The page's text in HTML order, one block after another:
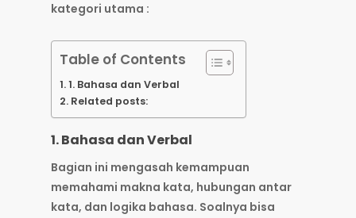
kategori utama :
Table of Contents
1. Bahasa dan Verbal
Related posts:
1. Bahasa dan Verbal
Bagian ini mengasah kemampuan
memahami makna kata, hubungan antar
kata, dan logika bahasa. Soalnya bisa